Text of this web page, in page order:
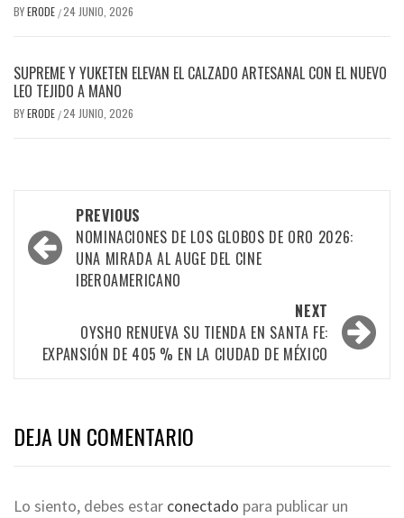
BYERODE /24 JUNIO, 2026
SUPREME Y YUKETEN ELEVAN EL CALZADO ARTESANAL CON EL NUEVO
LEO TEJIDO A MANO
BYERODE /24 JUNIO, 2026
PREVIOUS
NOMINACIONES DE LOS GLOBOS DE ORO 2026:
UNA MIRADA AL AUGE DEL CINE
IBEROAMERICANO
NEXT
OYSHO RENUEVA SU TIENDA EN SANTA FE:
EXPANSIÓN DE 405 % EN LA CIUDAD DE MÉXICO
DEJA UN COMENTARIO
Lo siento, debes estar conectado para publicar un